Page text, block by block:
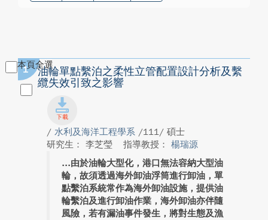
本頁全選
1
油輪單點繫泊之柔性立管配置設計分析及繫
纜失效引致之影響
/ 水利及海洋工程學系 /111/ 碩士
研究生： 李芝瑩
指導教授： 楊瑞源
由於油輪大型化，港口無法容納大型油
輪，故須透過海外卸油浮筒進行卸油，單
點繫泊系統常作為海外卸油設施，提供油
輪繫泊及進行卸油作業，海外卸油亦伴隨
風險，若有漏油事件發生，將對生態及漁